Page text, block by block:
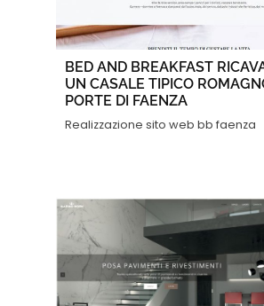
BED AND BREAKFAST
UN CASALE TIPICO
PORTE DI FAENZA
Realizzazione sito web bb faenza